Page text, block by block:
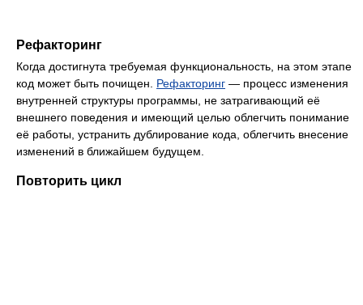
Рефакторинг
Когда достигнута требуемая функциональность, на этом этапе
код может быть почищен. Рефакторинг — процесс изменения
внутренней структуры программы, не затрагивающий её
внешнего поведения и имеющий целью облегчить понимание
её работы, устранить дублирование кода, облегчить внесение
изменений в ближайшем будущем.
Повторить цикл